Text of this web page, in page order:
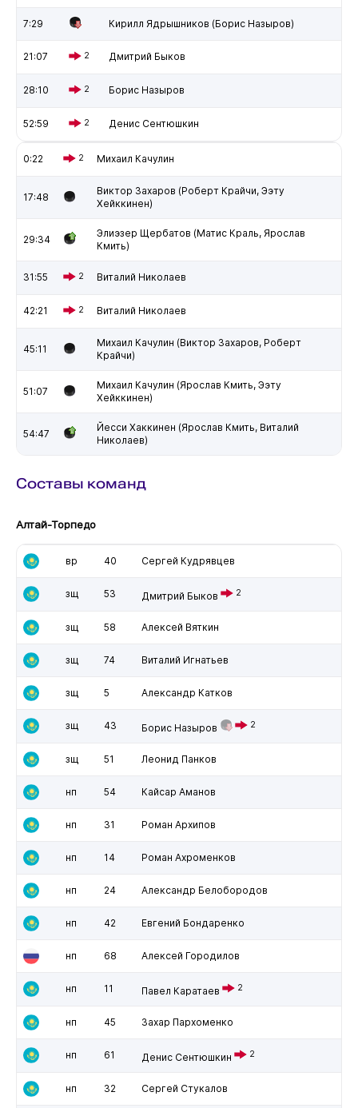
7:29 Кирилл Ядрышников (Борис Назыров)
21:07 2 Дмитрий Быков
28:10 2 Борис Назыров
52:59 2 Денис Сентюшкин
0:22 2 Михаил Качулин
17:48
Виктор Захаров (Роберт Крайчи, Ээту
Хейккинен)
29:34
Элиэзер Щербатов (Матис Краль, Ярослав
Кмить)
31:55 2 Виталий Николаев
42:21 2 Виталий Николаев
45:11
Михаил Качулин (Виктор Захаров, Роберт
Крайчи)
51:07
Михаил Качулин (Ярослав Кмить, Ээту
Хейккинен)
54:47
Йесси Хаккинен (Ярослав Кмить, Виталий
Николаев)
Составы команд
Алтай-Торпедо
вр 40 Сергей Кудрявцев
зщ 53 Дмитрий Быков 2
зщ 58 Алексей Вяткин
зщ 74 Виталий Игнатьев
зщ 5 Александр Катков
зщ 43 Борис Назыров 2
зщ 51 Леонид Панков
нп 54 Кайсар Аманов
нп 31 Роман Архипов
нп 14 Роман Ахроменков
нп 24 Александр Белобородов
нп 42 Евгений Бондаренко
нп 68 Алексей Городилов
нп 11 Павел Каратаев 2
нп 45 Захар Пархоменко
нп 61 Денис Сентюшкин 2
нп 32 Сергей Стукалов